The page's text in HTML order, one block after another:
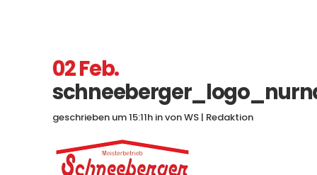
02 Feb.
geschrieben um 15:11h invonWS | Redaktion